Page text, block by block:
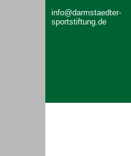
info@darmstaedter-
sportstiftung.de